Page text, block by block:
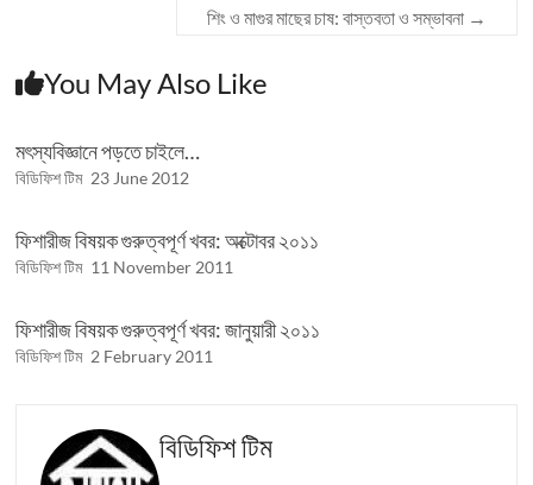
শিং ও মাগুর মাছের চাষ: বাস্তবতা ও সম্ভাবনা →
You May Also Like
মৎস্যবিজ্ঞানে পড়তে চাইলে…
বিডিফিশ টিম 23 June 2012
ফিশারীজ বিষয়ক গুরুত্বপূর্ণ খবর: অক্টোবর ২০১১
বিডিফিশ টিম 11 November 2011
ফিশারীজ বিষয়ক গুরুত্বপূর্ণ খবর: জানুয়ারী ২০১১
বিডিফিশ টিম 2 February 2011
বিডিফিশ টিম